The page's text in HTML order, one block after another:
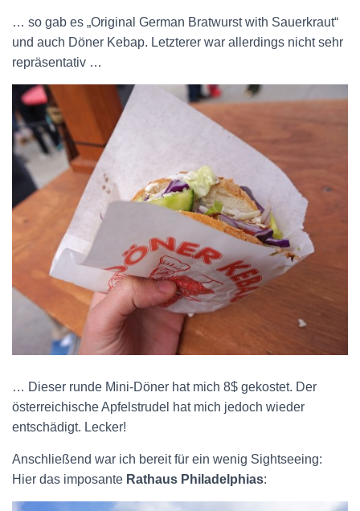
… so gab es „Original German Bratwurst with Sauerkraut“
und auch Döner Kebap. Letzterer war allerdings nicht sehr
repräsentativ …
… Dieser runde Mini-Döner hat mich 8$ gekostet. Der
österreichische Apfelstrudel hat mich jedoch wieder
entschädigt. Lecker!
Anschließend war ich bereit für ein wenig Sightseeing:
Hier das imposante Rathaus Philadelphias: